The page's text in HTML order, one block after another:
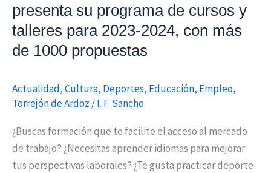
presenta su programa de cursos y
talleres para 2023-2024, con más
de 1000 propuestas
Actualidad,Cultura, Deportes, Educación, Empleo,
Torrejón de Ardoz /I. F. Sancho
¿Buscas formación que te facilite el acceso al mercado
de trabajo? ¿Necesitas aprender idiomas para mejorar
tus perspectivas laborales? ¿Te gusta practicar deporte
2023-
2024,
con
de
1000